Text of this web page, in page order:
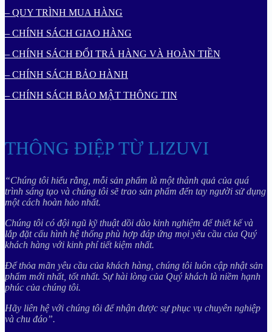
– QUY TRÌNH MUA HÀNG
– CHÍNH SÁCH GIAO HÀNG
– CHÍNH SÁCH ĐỔI TRẢ HÀNG VÀ HOÀN TIỀN
– CHÍNH SÁCH BẢO HÀNH
– CHÍNH SÁCH BẢO MẬT THÔNG TIN
THÔNG ĐIỆP TỪ LIZUVI
“Chúng tôi hiểu rằng, mỗi sản phẩm là một thành quả của quá
trình sáng tạo và chúng tôi sẽ trao sản phẩm đến tay người sử dụng
một cách hoàn hảo nhất.
Chúng tôi có đội ngũ kỹ thuật dồi dào kinh nghiệm để thiết kế và
lắp đặt cấu hình hệ thống phù hợp đáp ứng mọi yêu cầu của Quý
khách hàng với kinh phí tiết kiệm nhất.
Để thỏa mãn yêu cầu của khách hàng, chúng tôi luôn cập nhật sản
phẩm mới nhất, tốt nhất. Sự hài lòng của Quý khách là niềm hạnh
phúc của chúng tôi.
Hãy liên hệ với chúng tôi để nhận được sự phục vụ chuyên nghiệp
và chu đáo”.